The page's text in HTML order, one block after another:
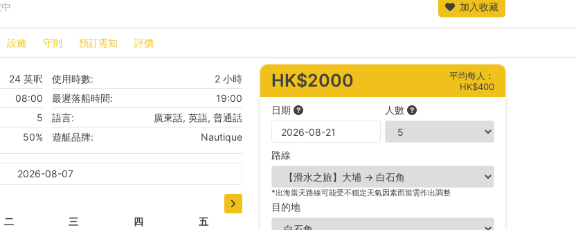
加入收藏
設施 守則 預訂需知 評價
24 英呎 使用時數:
2 小時
08:00 最遲落船時間:
19:00
5 語言:
廣東話, 英語, 普通話
50% 遊艇品牌: Nautique
二 三 四 五
六
HK$2000
平均每人：
HK$400
日期 人數
路線
*出海當天路線可能受不穩定天氣因素而當需作出調整
目的地